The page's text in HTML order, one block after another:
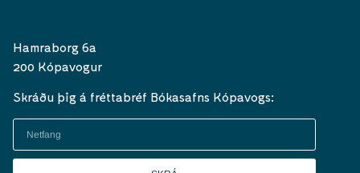
Hamraborg 6a
200 Kópavogur
Skráðu þig á fréttabréf Bókasafns Kópavogs: